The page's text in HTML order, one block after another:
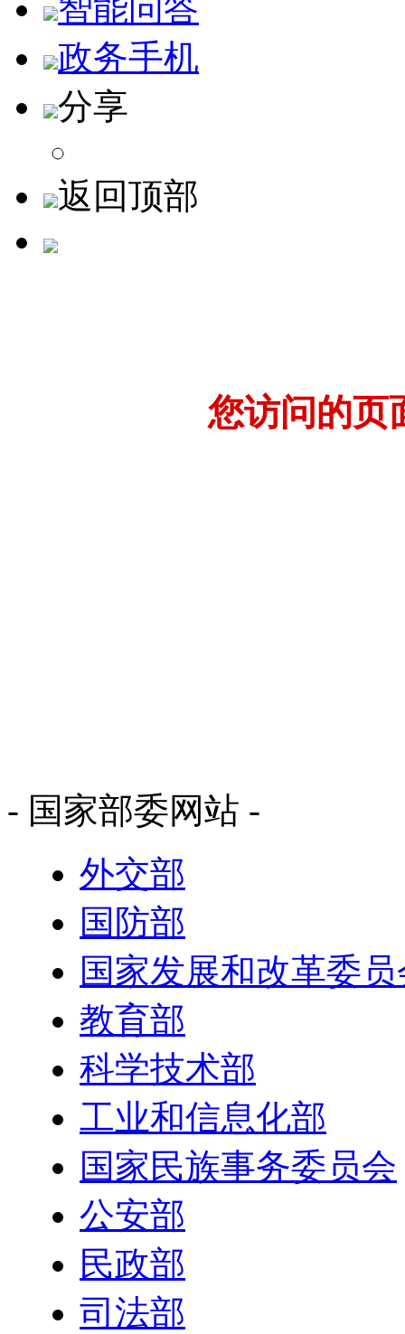
智能问答
政务手机
分享
返回顶部
您访问的页
- 国家部委网站 -
外交部
国防部
国家发展和改革委
教育部
科学技术部
工业和信息化部
国家民族事务委员会
公安部
民政部
司法部